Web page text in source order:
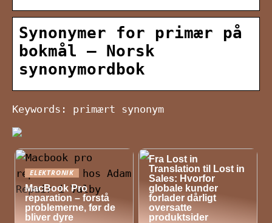
Synonymer for primær på
bokmål – Norsk
synonymordbok
Keywords: primært synonym
ELEKTRONIK
MacBook Pro
reparation – forstå
problemerne, før de
bliver dyre
Fra Lost in
Translation til Lost in
Sales: Hvorfor
globale kunder
forlader dårligt
oversatte
produktsider